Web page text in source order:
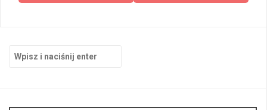
Szukaj: